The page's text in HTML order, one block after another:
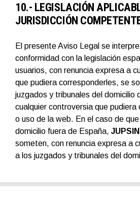
10.- LEGISLACIÓN
JURISDICCIÓN
El presente Aviso Legal se
conformidad con la legislación
usuarios, con renuncia expresa a
que pudiera corresponderles, se
juzgados y tribunales del domicilio
cualquier controversia que
o uso de la web. En el caso de
domicilio fuera de España, JUPSIN
someten, con renuncia expresa a
a los juzgados y tribunales del